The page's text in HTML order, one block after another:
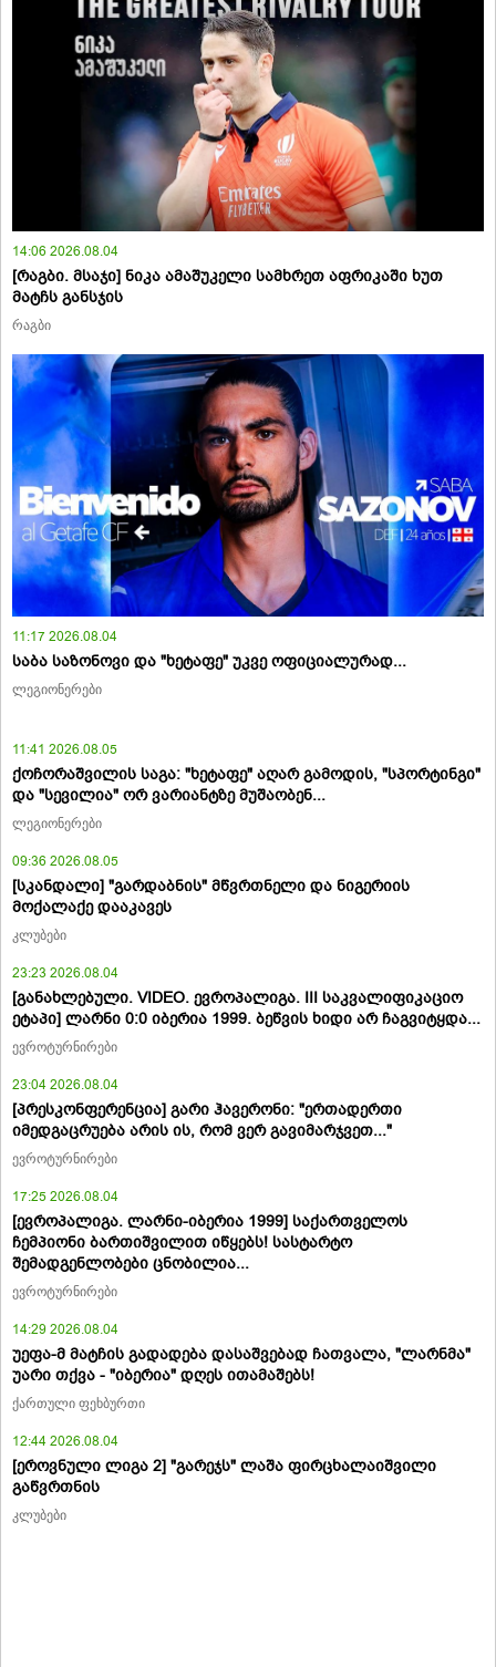
14:06 2026.08.04
[რაგბი. მსაჯი] ნიკა ამაშუკელი სამხრეთ აფრიკაში ხუთ
მატჩს განსჯის
რაგბი
11:17 2026.08.04
საბა საზონოვი და "ხეტაფე" უკვე ოფიციალურად...
ლეგიონერები
11:41 2026.08.05
ქოჩორაშვილის საგა: "ხეტაფე" აღარ გამოდის, "სპორტინგი"
და "სევილია" ორ ვარიანტზე მუშაობენ...
ლეგიონერები
09:36 2026.08.05
[სკანდალი] "გარდაბნის" მწვრთნელი და ნიგერიის
მოქალაქე დააკავეს
კლუბები
23:23 2026.08.04
[განახლებული. VIDEO. ევროპალიგა. III საკვალიფიკაციო
ეტაპი] ლარნი 0:0 იბერია 1999. ბეწვის ხიდი არ ჩაგვიტყდა...
ევროტურნირები
23:04 2026.08.04
[პრესკონფერენცია] გარი ჰავერონი: "ერთადერთი
იმედგაცრუება არის ის, რომ ვერ გავიმარჯვეთ..."
ევროტურნირები
17:25 2026.08.04
[ევროპალიგა. ლარნი-იბერია 1999] საქართველოს
ჩემპიონი ბართიშვილით იწყებს! სასტარტო
შემადგენლობები ცნობილია...
ევროტურნირები
14:29 2026.08.04
უეფა-მ მატჩის გადადება დასაშვებად ჩათვალა, "ლარნმა"
უარი თქვა - "იბერია" დღეს ითამაშებს!
ქართული ფეხბურთი
12:44 2026.08.04
[ეროვნული ლიგა 2] "გარეჯს" ლაშა ფირცხალაიშვილი
გაწვრთნის
კლუბები